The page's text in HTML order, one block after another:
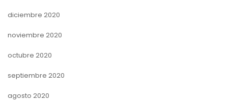
diciembre 2020
noviembre 2020
octubre 2020
septiembre 2020
agosto 2020